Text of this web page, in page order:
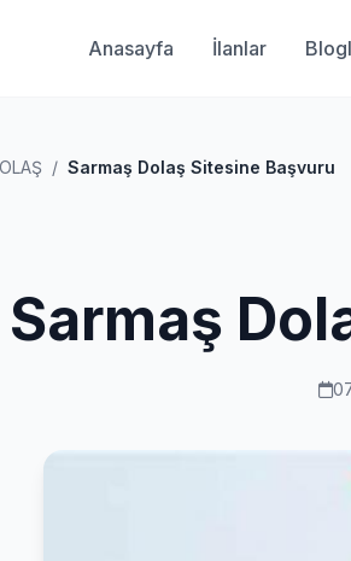
Anasayfa İlanlar
/ Sarmaş Dolaş Sitesine Başvuru
Sarmaş